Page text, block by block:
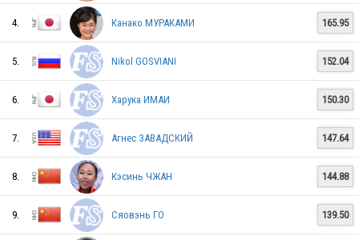
4. Канако МУРАКАМИ 165.95
5. Nikol GOSVIANI 152.04
6. Харука ИМАИ 150.30
7. Агнес ЗАВАДСКИЙ 147.64
8. Кэсинь ЧЖАН 144.88
9. Сяовэнь ГО 139.50